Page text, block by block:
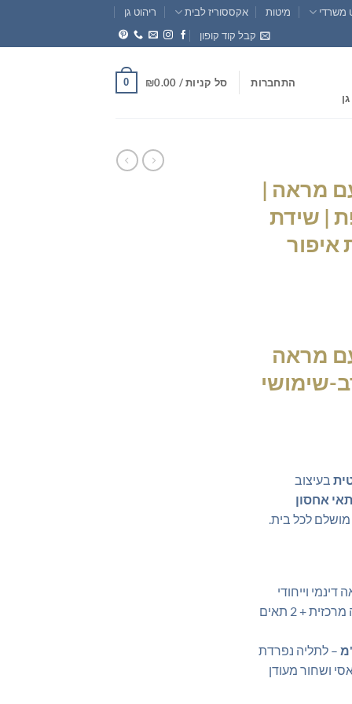
משרדי מיטות אקססוריז לבית
ריהוט גן
קבל קוד קופון
התחברות סל קניות / ₪0.00
0
מראה |
| שידת
איפור
מראה
שימושי
בעיצוב
מושלם לכל בית.
דינמי וייחודי
– מגירה מרכזית + 2 תאים
– לתליה נפרדת
ושחור מעודן